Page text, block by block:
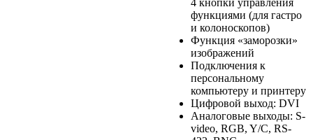
функциями (для гастро
и колоноскопов)
Функция «заморозки»
изображений
Подключения к
персональному
компьютеру и принтеру
Цифровой выход: DVI
Аналоговые выходы: S-
video, RGB, Y/C, RS-